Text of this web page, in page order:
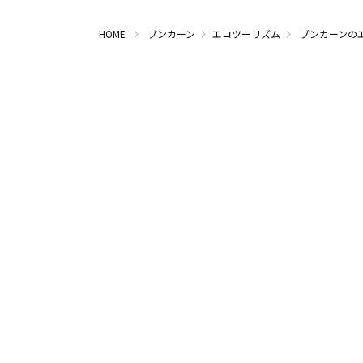
HOME ブンカーン エコツーリズム ブンカーンの